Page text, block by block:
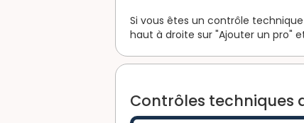
Si vous êtes un contrôle
haut à droite sur "Ajouter un pro"
Contrôles techniques